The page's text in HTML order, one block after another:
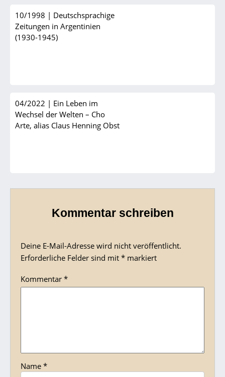
10/1998 | Deutschsprachige
Zeitungen in Argentinien
(1930-1945)
04/2022 | Ein Leben im
Wechsel der Welten – Cho
Arte, alias Claus Henning Obst
Kommentar schreiben
Deine E-Mail-Adresse wird nicht veröffentlicht.
Erforderliche Felder sind mit * markiert
Kommentar *
Name *